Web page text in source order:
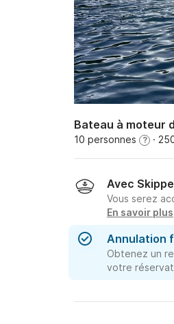
Bateau à moteur
10 personnes ? ·
Avec
Vous serez
En savoir plus
Annulation
Obtenez un
votre